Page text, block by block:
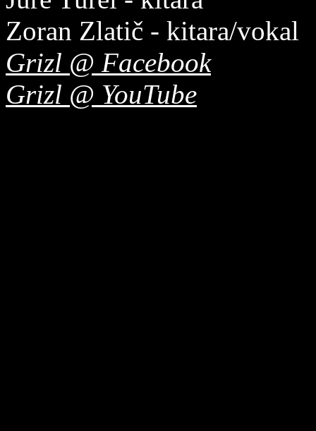
Zoran Zlatič - kitara/vokal
Grizl @ Facebook
Grizl @ YouTube